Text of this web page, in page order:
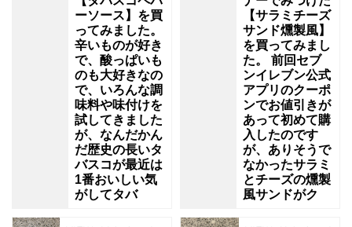
ーソース】を買
ってみました。
辛いものが好き
で、酸っぱいも
のも大好きなの
で、いろんな調
味料や味付けを
試してきました
が、なんだかん
だ歴史の長いタ
バスコが最近は
1番おいしい気
がしてタバ
【サラミチーズ
サンド燻製風】
を買ってみまし
た。 前回セブ
ンイレブン公式
アプリのクーポ
ンでお値引きが
あって初めて購
入したのです
が、ありそうで
なかったサラミ
とチーズの燻製
風サンドがク